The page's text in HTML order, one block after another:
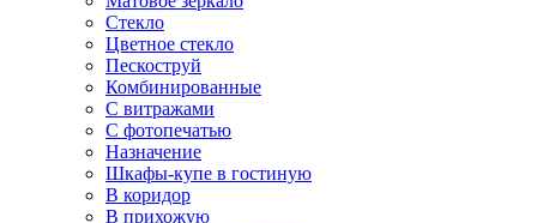
Стекло
Цветное стекло
Пескоструй
Комбинированные
С витражами
С фотопечатью
Назначение
Шкафы-купе в гостиную
В коридор
В прихожую